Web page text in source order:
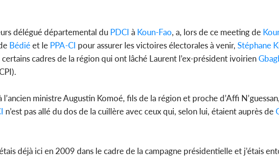
délégué départemental du PDCI à Koun-Fao, a, lors de ce meeting de
Bédiéet le PPA-CI pour assurer les victoires électorales à venir, Stéphane
cadres de la région qui ont lâché Laurent l’ex-président ivoirien
ministre Augustin Komoé, fils de la région et proche d’Affi
n’est pas allé du dos de la cuillère avec ceux qui, selon lui, étaient auprès de
déjà ici en 2009 dans le cadre de la campagne présidentielle et j’étais